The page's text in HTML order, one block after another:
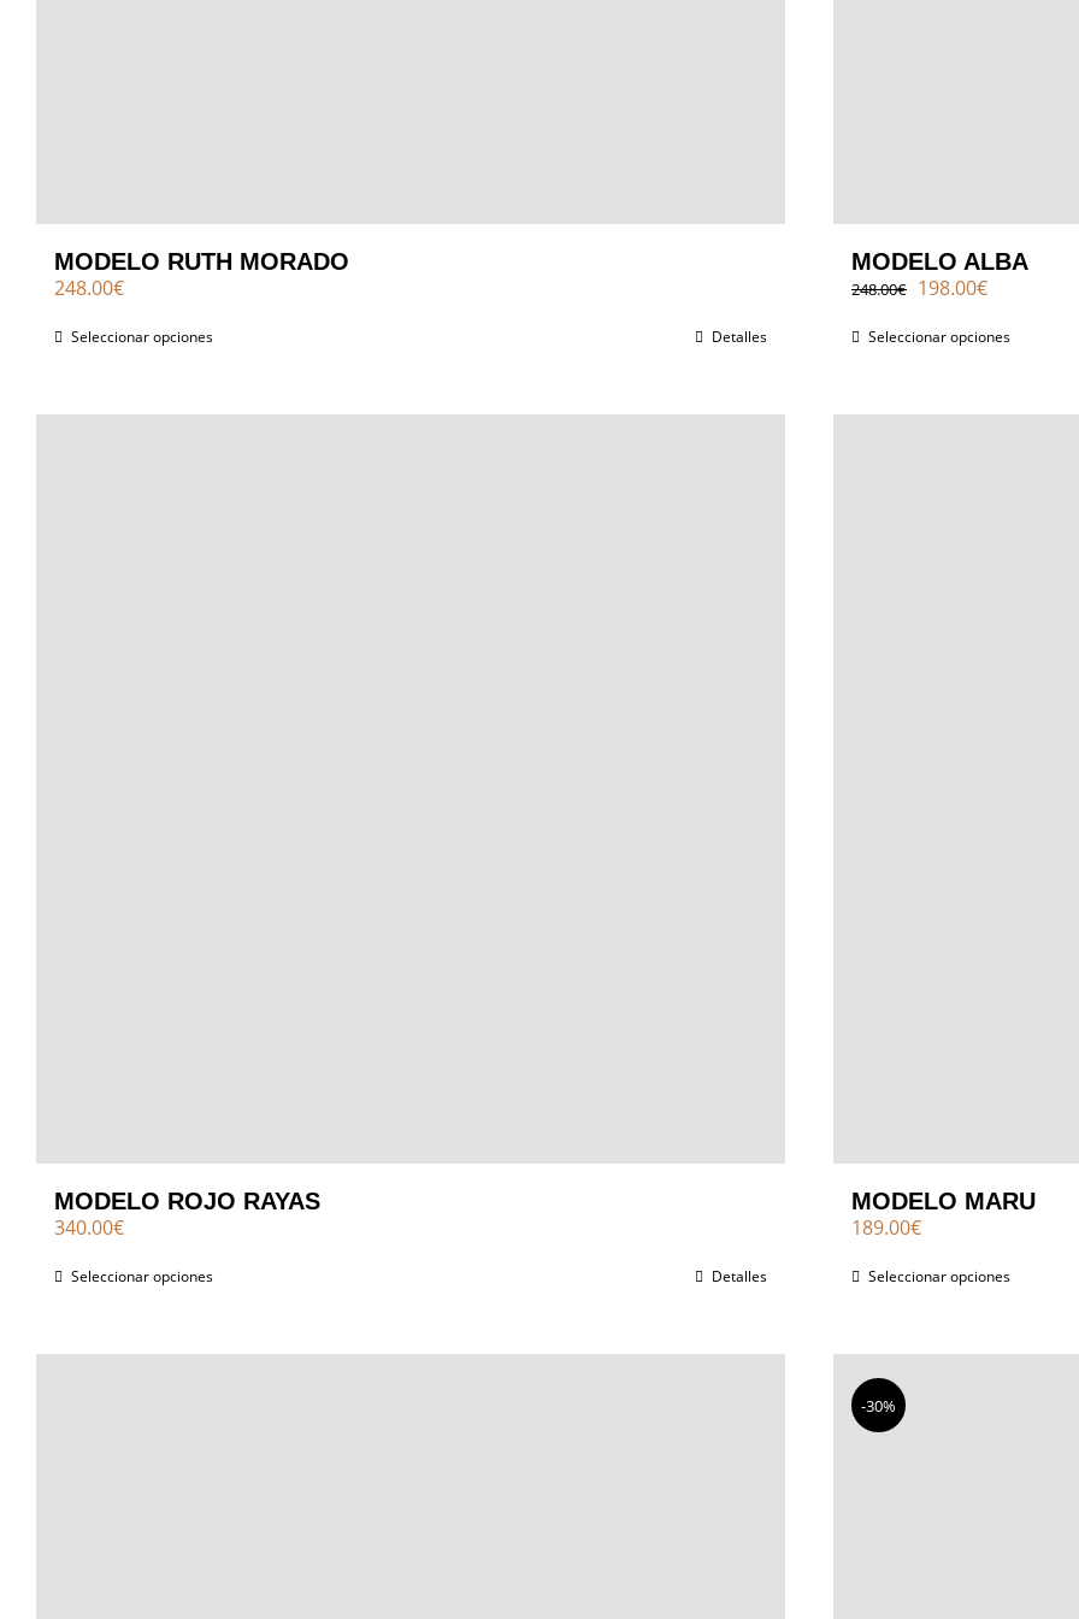
MODELO RUTH MORADO
248.00€
Seleccionar opciones Detalles
MODELO ALBA
248.00€ El
original
198.00€El
actual
Seleccionar opciones
MODELO ROJO RAYAS
340.00€
Seleccionar opciones Detalles
MODELO MARU
189.00€
Seleccionar opciones
-30%